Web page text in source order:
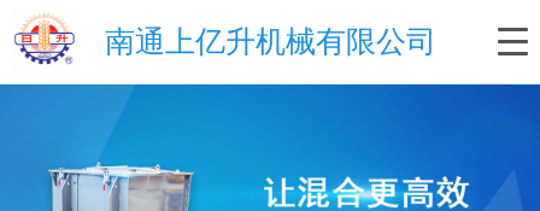
南通上亿升机械有限公司